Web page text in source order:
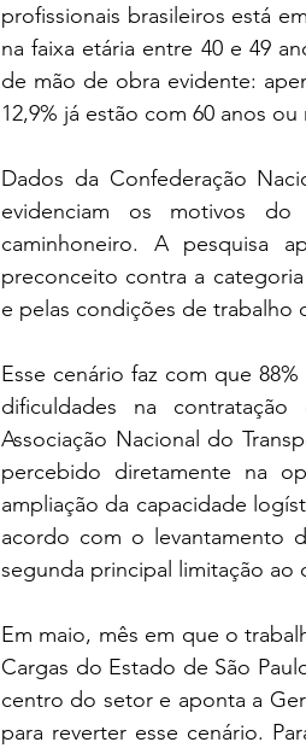
profissionais brasileiros está
na faixa etária entre 40 e 49
de mão de obra evidente:
12,9% já estão com 60 anos ou
Dados da Confederação
evidenciam os motivos
caminhoneiro. A pesquisa
preconceito contra a
e pelas condições de trabalho
Esse cenário faz com que
dificuldades na
Associação Nacional do
percebido diretamente na
ampliação da capacidade
acordo com o levantamento
segunda principal limitação ao
Em maio, mês em que o
Cargas do Estado de São
centro do setor e aponta a
para reverter esse cenário.